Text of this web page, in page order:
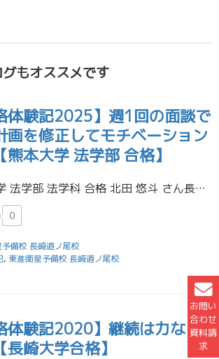
お問い
合わせ
資料請
求
もオススメです
体験記2025】週1回の面談で
画を修正してモチベーション
熊本大学 法学部 合格】
熊本大学 法学部 法学科 合格 北田 悠斗 さん長崎北陽台高校 卒業 東進では週に1回必ず面談ができるので、計画修正などがしやすく失敗してもすぐに切り替えることができました。また、面談を通してストレスも緩和され、自分のモ […]
0
予備校 長崎道ノ尾校
, 東進衛星予備校 長崎道ノ尾校
体験記2020】継続は力な
長崎大学合格】